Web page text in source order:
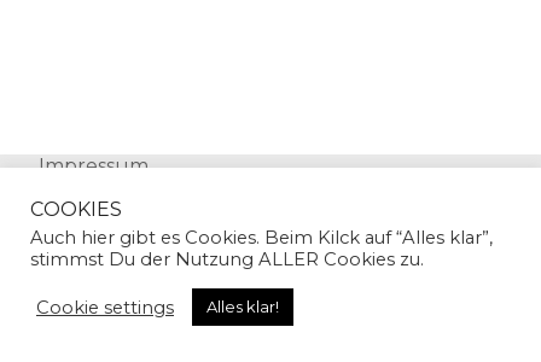
Impressum
© Copyright 2024 | Sandra Gallian | All Rights
COOKIES
Auch hier gibt es Cookies. Beim Kilck auf “Alles klar”,
stimmst Du der Nutzung ALLER Cookies zu.
Cookie settings Alles klar!